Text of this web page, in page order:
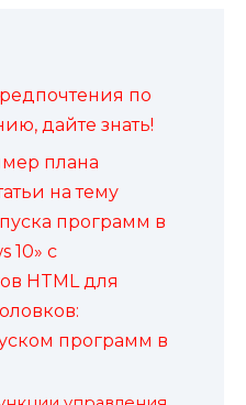
по
дайте знать!
плана
на тему
программ в
10» с
HTML для
программ в